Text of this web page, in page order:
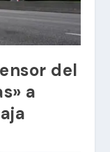
del
a